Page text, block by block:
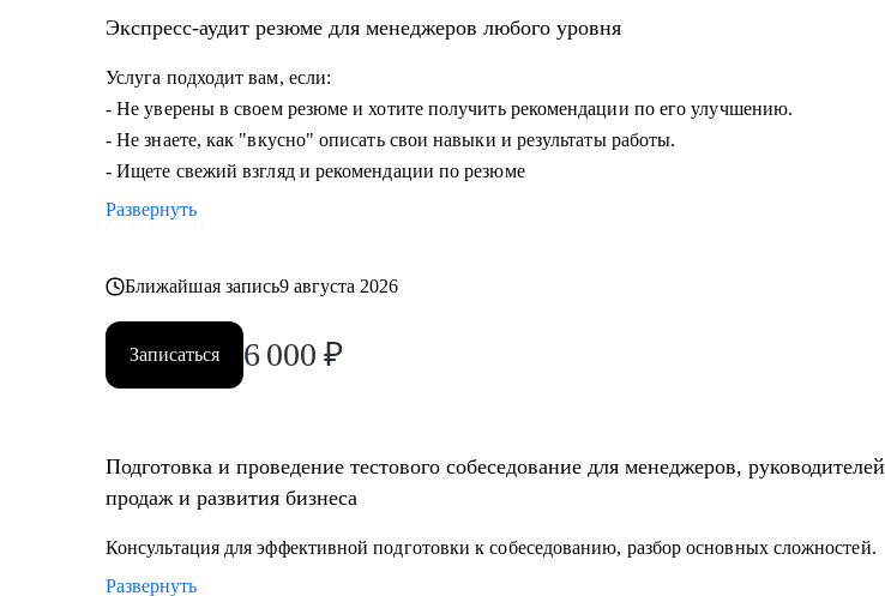
дальше расти.
Экспресс-аудит резюме для менеджеров любого уровня
Услуга подходит вам, если:
- Не уверены в своем резюме и хотите получить рекомендации по его улучшению.
- Не знаете, как "вкусно" описать свои навыки и результаты работы.
- Ищете свежий взгляд и рекомендации по резюме
Развернуть
Ближайшая запись9 августа 2026
Записаться 6 000 ₽
Подготовка и проведение тестового собеседование для менеджеров, руководителей
продаж и развития бизнеса
Консультация для эффективной подготовки к собеседованию, разбор основных сложностей.
Развернуть